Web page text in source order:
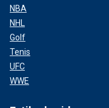
NBA
NHL
Golf
Tenis
UFC
WWE